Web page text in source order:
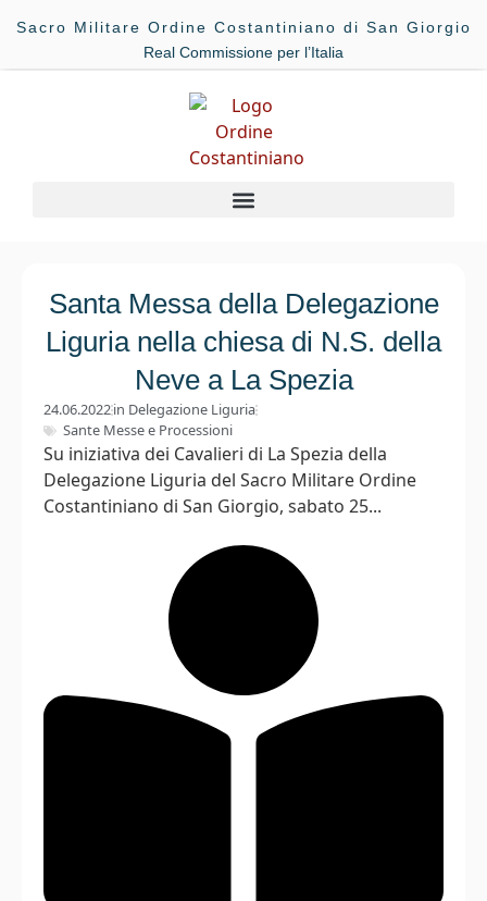
Sacro Militare Ordine Costantiniano di San Giorgio
Real Commissione per l’Italia
Santa Messa della Delegazione
Liguria nella chiesa di N.S. della
Neve a La Spezia
24.06.2022in Delegazione Liguria
Sante Messe e Processioni
Su iniziativa dei Cavalieri di La Spezia della
Delegazione Liguria del Sacro Militare Ordine
Costantiniano di San Giorgio, sabato 25...